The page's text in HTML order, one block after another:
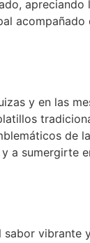
apreciando
acompañado
y en las
de
a sumergirte
sabor vibrante